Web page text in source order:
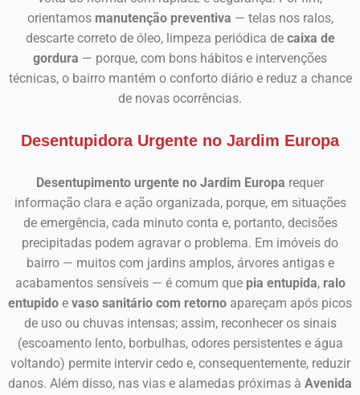
orientamos manutenção preventiva — telas nos ralos,
descarte correto de óleo, limpeza periódica de caixa de
gordura — porque, com bons hábitos e intervenções
técnicas, o bairro mantém o conforto diário e reduz a chance
de novas ocorrências.
Desentupidora Urgente no Jardim Europa
Desentupimento urgente no Jardim Europa requer
informação clara e ação organizada, porque, em situações
de emergência, cada minuto conta e, portanto, decisões
precipitadas podem agravar o problema. Em imóveis do
bairro — muitos com jardins amplos, árvores antigas e
acabamentos sensíveis — é comum que pia entupida, ralo
entupido e vaso sanitário com retorno apareçam após picos
de uso ou chuvas intensas; assim, reconhecer os sinais
(escoamento lento, borbulhas, odores persistentes e água
voltando) permite intervir cedo e, consequentemente, reduzir
danos. Além disso, nas vias e alamedas próximas à Avenida